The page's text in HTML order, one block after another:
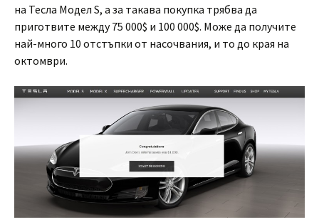
на Тесла Модел S, а за такава покупка трябва да
приготвите между 75 000$ и 100 000$. Може да получите
най-много 10 отстъпки от насочвания, и то до края на
октомври.